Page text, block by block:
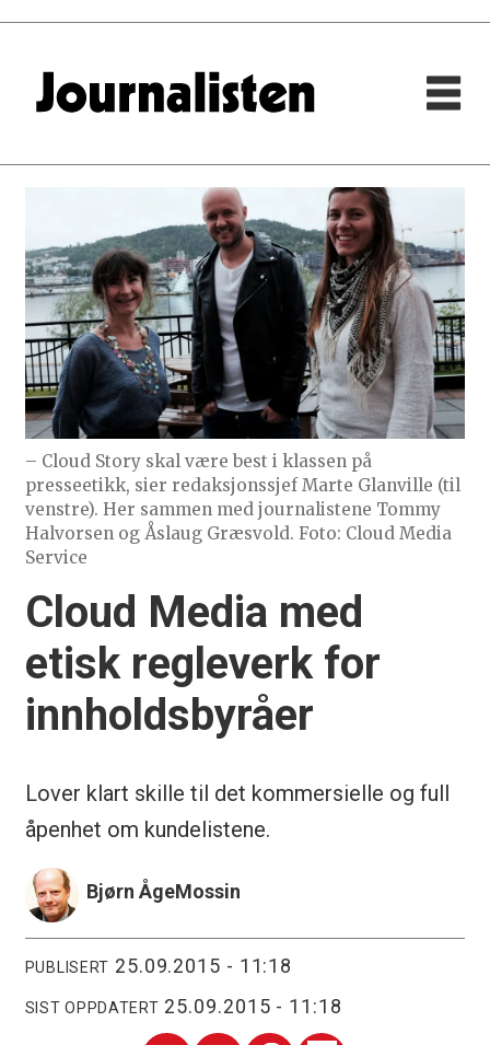
– Cloud Story skal være best i klassen på
presseetikk, sier redaksjonssjef Marte Glanville (til
venstre). Her sammen med journalistene Tommy
Halvorsen og Åslaug Græsvold. Foto: Cloud Media
Service
Cloud Media med
etisk regleverk for
innholdsbyråer
Lover klart skille til det kommersielle og full
åpenhet om kundelistene.
Bjørn ÅgeMossin
PUBLISERT 25.09.2015 - 11:18
SIST OPPDATERT 25.09.2015 - 11:18